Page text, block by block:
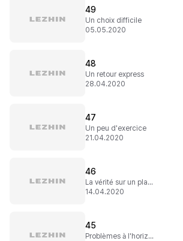
49
Un choix difficile
05.05.2020
48
Un retour express
28.04.2020
47
Un peu d'exercice
21.04.2020
46
La vérité sur un plateau
14.04.2020
45
Problèmes à l'horizon !